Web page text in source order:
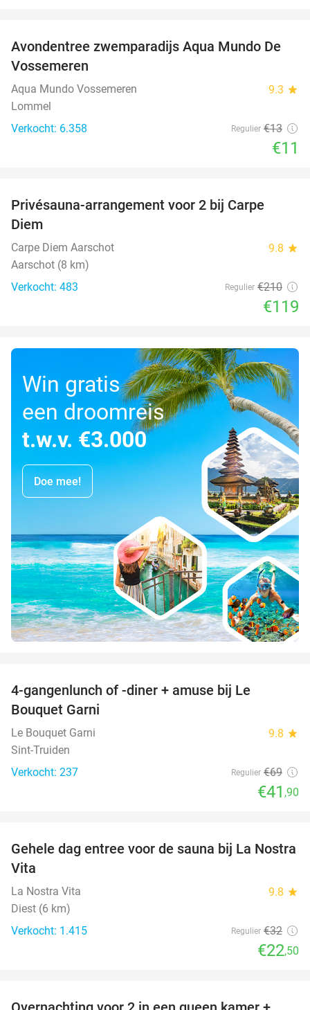
15%
Avondentree zwemparadijs Aqua Mundo De
Vossemeren
Aqua Mundo Vossemeren 9.3 star
Lommel
Verkocht: 6.358
Regulier €13
€11
Privésauna-arrangement voor 2 bij Carpe
Diem
Carpe Diem Aarschot 9.8 star
Aarschot (8 km)
Verkocht: 483
Regulier €210
€119
Win gratis
een droomreis
t.w.v. €3.000
Doe mee!
4-gangenlunch of -diner + amuse bij Le
Bouquet Garni
Le Bouquet Garni 9.8 star
Sint-Truiden
Verkocht: 237
Regulier €69
€41 ,90
30%
Gehele dag entree voor de sauna bij La Nostra
Vita
La Nostra Vita 9.8 star
Diest (6 km)
Verkocht: 1.415
Regulier €32
€22,50